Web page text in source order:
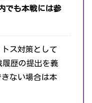
でも本戦には参
トス対策として
履歴の提出を義
ない場合は本